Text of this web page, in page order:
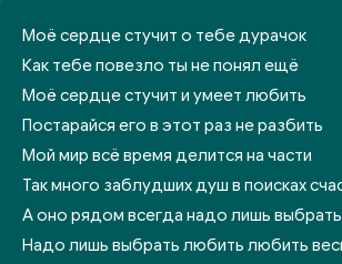
Моё сердце стучит о тебе дурачок
Как тебе повезло ты не понял ещё
Моё сердце стучит и умеет любить
Постарайся его в этот раз не разбить
Мой мир всё время делится на части
Так много заблудших душ в поисках
А оно рядом всегда надо лишь
Надо лишь выбрать любить любить